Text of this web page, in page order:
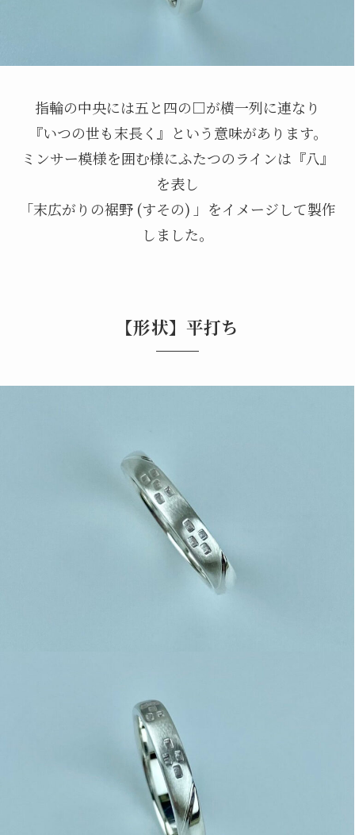
指輪の中央には五と四の□が横一列に連なり
『いつの世も末長く』という意味があります。
ミンサー模様を囲む様にふたつのラインは『八』
を表し
「末広がりの裾野 (すその) 」をイメージして製作
しました。
【形状】平打ち